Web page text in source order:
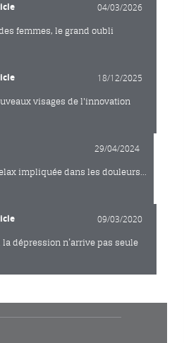
04/03/2026
femmes, le grand oubli
18/12/2025
visages de l'innovation
29/04/2024
impliquée dans les douleurs...
09/03/2020
la dépression n’arrive pas seule